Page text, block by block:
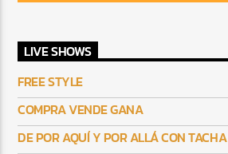
LIVE SHOWS
FREE STYLE
COMPRA VENDE GANA
DE POR AQUÍ Y POR ALLÁ CON TACHA